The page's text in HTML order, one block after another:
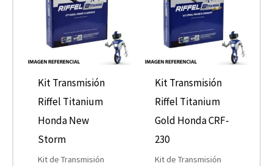
Kit Transmisión
Riffel Titanium
Honda New
Storm
Kit de Transmisión
Kit Transmisión
Riffel Titanium
Gold Honda CRF-
230
Kit de Transmisión